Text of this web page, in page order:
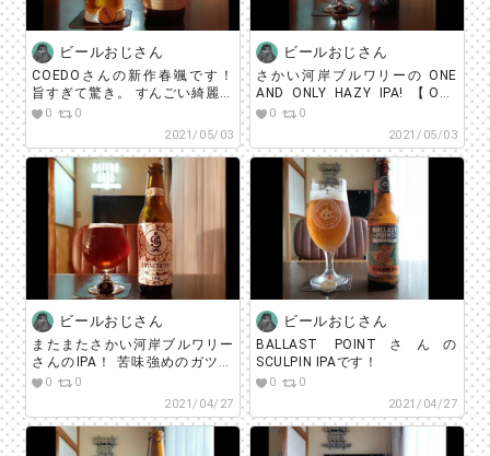
ビールおじさん
COEDOさんの新作春颯です！
旨すぎて驚き。 すんごい綺麗な
味！
0
0
2021/05/03
ビールおじさん
さかい河岸ブルワリーの ONE
AND ONLY HAZY IPA! 【ONE
AND ONLY キャンペーンとは】
共通レシピをもとにクラフトビ
ール会社がビールを造り提供。4
社がビールのレシピを考案し、
それを参加ブルワリーが醸造し
て販売する形式。 または 通常
商品を販売支援。利益の一部を
医療基金や飲食店のサポート、
コロナの影響を受けた人々に支
援寄付致します。さかい河岸ブ
ルワリーさんがY.MARKET
BREWINGさんに作成頂いたレシ
ピをアレンジして醸造した限定
品です。
0
0
2021/05/03
ビールおじさん
またまたさかい河岸ブルワリー
さんのIPA！ 苦味強めのガツン
系！
0
0
2021/04/27
ビールおじさん
BALLAST POINTさんの
SCULPIN IPAです！
0
0
2021/04/27